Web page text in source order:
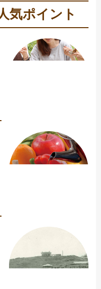
気ポイント